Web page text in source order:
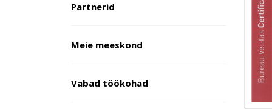
Partnerid
Meie meeskond
Vabad töökohad